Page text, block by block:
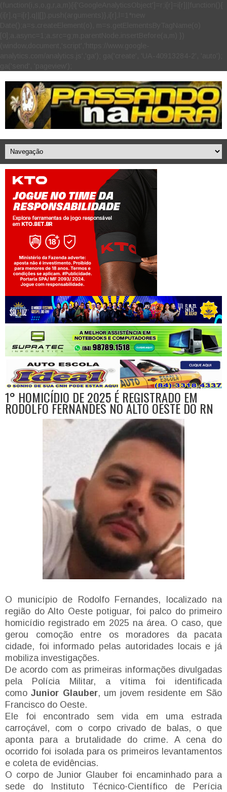
Jogue com responsabilidade. 18+
1° HOMICÍDIO DE 2025 É REGISTRADO EM
RODOLFO FERNANDES NO ALTO OESTE DO RN
O município de Rodolfo Fernandes, localizado na
região do Alto Oeste potiguar, foi palco do primeiro
homicídio registrado em 2025 na área. O caso, que
gerou comoção entre os moradores da pacata
cidade, foi informado pelas autoridades locais e já
mobiliza investigações.
De acordo com as primeiras informações divulgadas
pela Polícia Militar, a vítima foi identificada
comoJunior Glauber, um jovem residente em São
Francisco do Oeste.
Ele foi encontrado sem vida em uma estrada
carroçável, com o corpo crivado de balas, o que
aponta para a brutalidade do crime. A cena do
ocorrido foi isolada para os primeiros levantamentos
e coleta de evidências.
O corpo de Junior Glauber foi encaminhado para a
sede do Instituto Técnico-Científico de Perícia